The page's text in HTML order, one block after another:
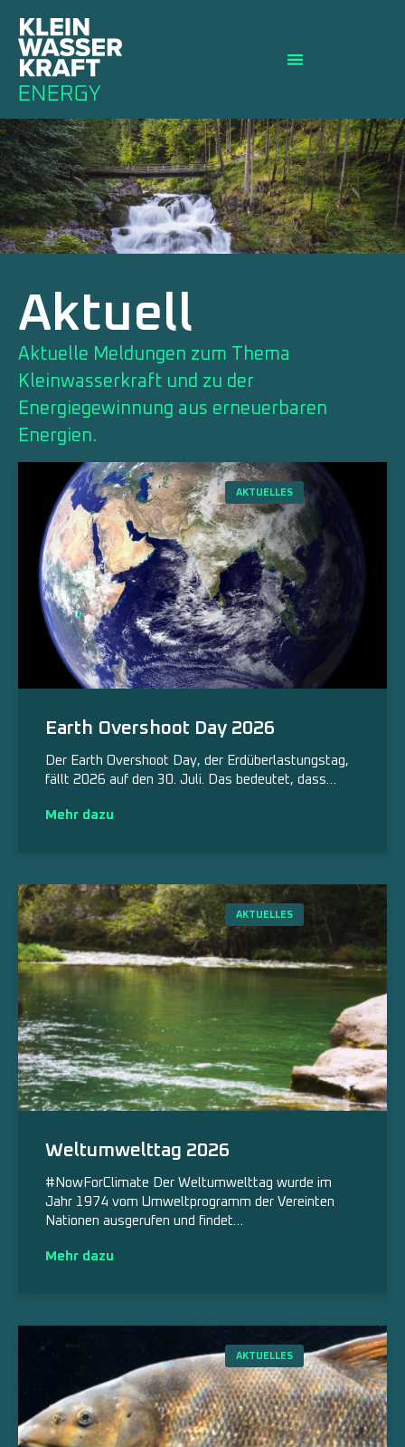
Aktuell
Aktuelle Meldungen zum Thema
Kleinwasserkraft und zu der
Energiegewinnung aus erneuerbaren
Energien.
AKTUELLES
Earth Overshoot Day 2026
Der Earth Overshoot Day, der Erdüberlastungstag,
fällt 2026 auf den 30. Juli. Das bedeutet, dass…
Mehr dazu
AKTUELLES
Weltumwelttag 2026
#NowForClimate Der Weltumwelttag wurde im
Jahr 1974 vom Umweltprogramm der Vereinten
Nationen ausgerufen und findet…
Mehr dazu
AKTUELLES